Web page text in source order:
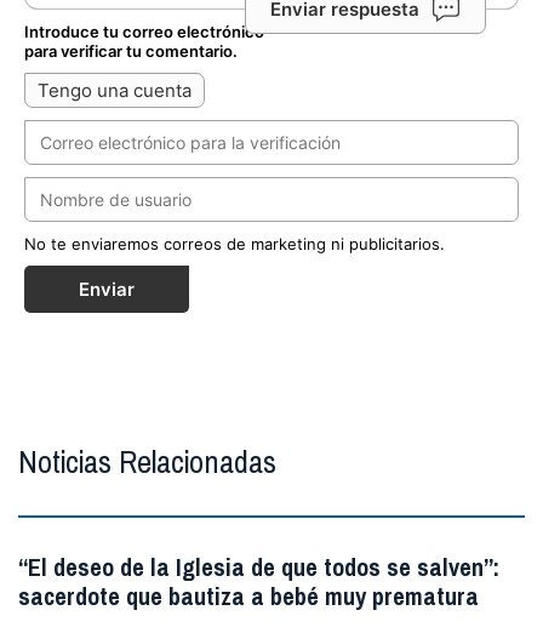
Enviar respuesta
Introduce tu correo electrónico
para verificar tu comentario.
Tengo una cuenta
No te enviaremos correos de marketing ni publicitarios.
Enviar
Noticias Relacionadas
“El deseo de la Iglesia de que todos se salven”:
sacerdote que bautiza a bebé muy prematura